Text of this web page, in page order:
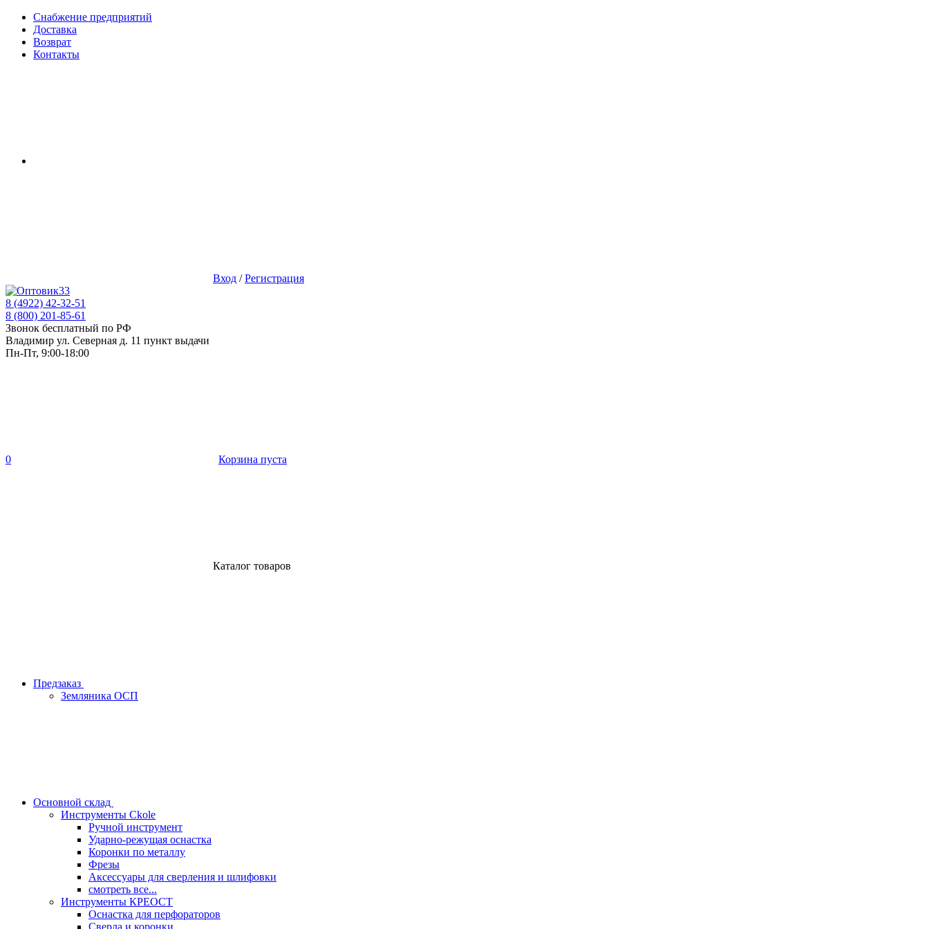
Снабжение предприятий
Доставка
Возврат
Контакты
Вход /Регистрация
8 (4922) 42-32-51
8 (800) 201-85-61
Звонок бесплатный по РФ
Владимир ул. Северная д. 11 пункт выдачи
Пн-Пт, 9:00-18:00
0 Корзина пуста
Каталог товаров
Предзаказ
Земляника ОСП
Основной склад
Инструменты Ckole
Ручной инструмент
Ударно‑режущая оснастка
Коронки по металлу
Фрезы
Аксессуары для сверления и шлифовки
смотреть все...
Инструменты КРЕОСТ
Оснастка для перфораторов
Сверла и коронки